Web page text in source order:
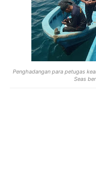
Penghadangan para petugas
Seas